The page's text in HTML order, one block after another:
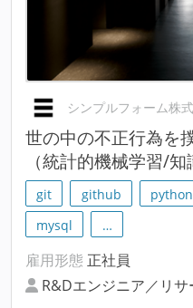
シンプルフォーム株
世の中の不正行為を
（統計的機械学習/知
git github python
mysql
…
雇用形態 正社員
R&Dエンジニア／リ